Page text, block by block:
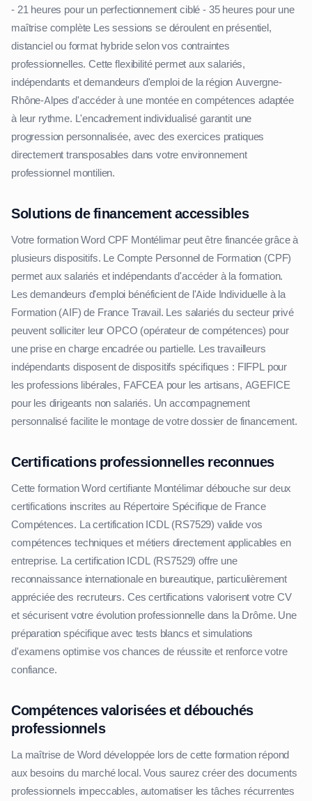
- 21 heures pour un perfectionnement ciblé - 35 heures pour une
maîtrise complète Les sessions se déroulent en présentiel,
distanciel ou format hybride selon vos contraintes
professionnelles. Cette flexibilité permet aux salariés,
indépendants et demandeurs d'emploi de la région Auvergne-
Rhône-Alpes d'accéder à une montée en compétences adaptée
à leur rythme. L'encadrement individualisé garantit une
progression personnalisée, avec des exercices pratiques
directement transposables dans votre environnement
professionnel montilien.
Solutions de financement accessibles
Votre formation Word CPF Montélimar peut être financée grâce à
plusieurs dispositifs. Le Compte Personnel de Formation (CPF)
permet aux salariés et indépendants d'accéder à la formation.
Les demandeurs d'emploi bénéficient de l'Aide Individuelle à la
Formation (AIF) de France Travail. Les salariés du secteur privé
peuvent solliciter leur OPCO (opérateur de compétences) pour
une prise en charge encadrée ou partielle. Les travailleurs
indépendants disposent de dispositifs spécifiques : FIFPL pour
les professions libérales, FAFCEA pour les artisans, AGEFICE
pour les dirigeants non salariés. Un accompagnement
personnalisé facilite le montage de votre dossier de financement.
Certifications professionnelles reconnues
Cette formation Word certifiante Montélimar débouche sur deux
certifications inscrites au Répertoire Spécifique de France
Compétences. La certification ICDL (RS7529) valide vos
compétences techniques et métiers directement applicables en
entreprise. La certification ICDL (RS7529) offre une
reconnaissance internationale en bureautique, particulièrement
appréciée des recruteurs. Ces certifications valorisent votre CV
et sécurisent votre évolution professionnelle dans la Drôme. Une
préparation spécifique avec tests blancs et simulations
d'examens optimise vos chances de réussite et renforce votre
confiance.
Compétences valorisées et débouchés
professionnels
La maîtrise de Word développée lors de cette formation répond
aux besoins du marché local. Vous saurez créer des documents
professionnels impeccables, automatiser les tâches récurrentes